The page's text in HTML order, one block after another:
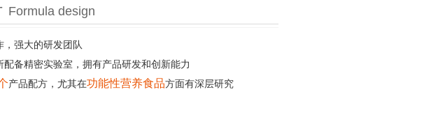
Formula design
，强大的研发团队
配备精密实验室，拥有产品研发和创新能力
产品配方，尤其在功能性营养食品方面有深层研究